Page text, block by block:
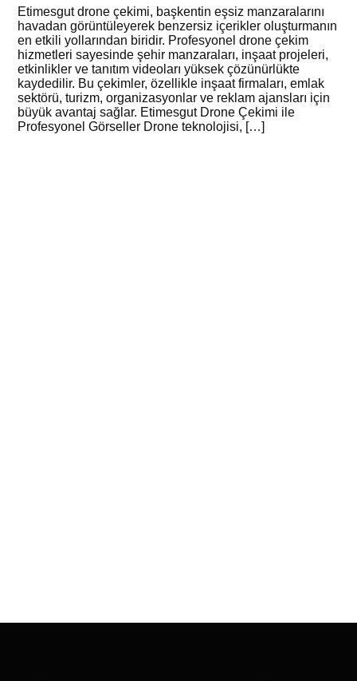
Etimesgut drone çekimi, başkentin eşsiz manzaralarını
havadan görüntüleyerek benzersiz içerikler oluşturmanın
en etkili yollarından biridir. Profesyonel drone çekim
hizmetleri sayesinde şehir manzaraları, inşaat projeleri,
etkinlikler ve tanıtım videoları yüksek çözünürlükte
kaydedilir. Bu çekimler, özellikle inşaat firmaları, emlak
sektörü, turizm, organizasyonlar ve reklam ajansları için
büyük avantaj sağlar. Etimesgut Drone Çekimi ile
Profesyonel Görseller Drone teknolojisi, […]